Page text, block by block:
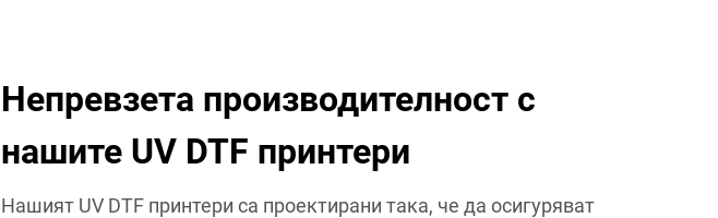
Непревзета производителност с
нашите UV DTF принтери
Нашият UV DTF принтери са проектирани така, че да осигуряват